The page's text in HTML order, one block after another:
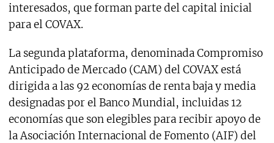
interesados, que forman parte del capital inicial
para el COVAX.
La segunda plataforma, denominada Compromiso
Anticipado de Mercado (CAM) del COVAX está
dirigida a las 92 economías de renta baja y media
designadas por el Banco Mundial, incluidas 12
economías que son elegibles para recibir apoyo de
la Asociación Internacional de Fomento (AIF) del